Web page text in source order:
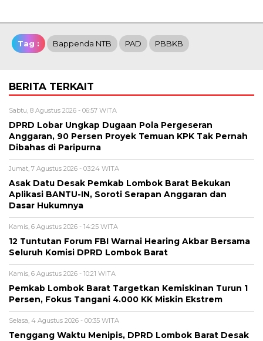
Tag : Bappenda NTB PAD PBBKB
BERITA TERKAIT
Sabtu, 8 Agustus 2026 - 06:57 WITA
DPRD Lobar Ungkap Dugaan Pola Pergeseran
Anggaran, 90 Persen Proyek Temuan KPK Tak Pernah
Dibahas di Paripurna
Jumat, 7 Agustus 2026 - 03:24 WITA
Asak Datu Desak Pemkab Lombok Barat Bekukan
Aplikasi BANTU-IN, Soroti Serapan Anggaran dan
Dasar Hukumnya
Kamis, 6 Agustus 2026 - 14:25 WITA
12 Tuntutan Forum FBI Warnai Hearing Akbar Bersama
Seluruh Komisi DPRD Lombok Barat
Kamis, 6 Agustus 2026 - 10:21 WITA
Pemkab Lombok Barat Targetkan Kemiskinan Turun 1
Persen, Fokus Tangani 4.000 KK Miskin Ekstrem
Selasa, 4 Agustus 2026 - 00:35 WITA
Tenggang Waktu Menipis, DPRD Lombok Barat Desak